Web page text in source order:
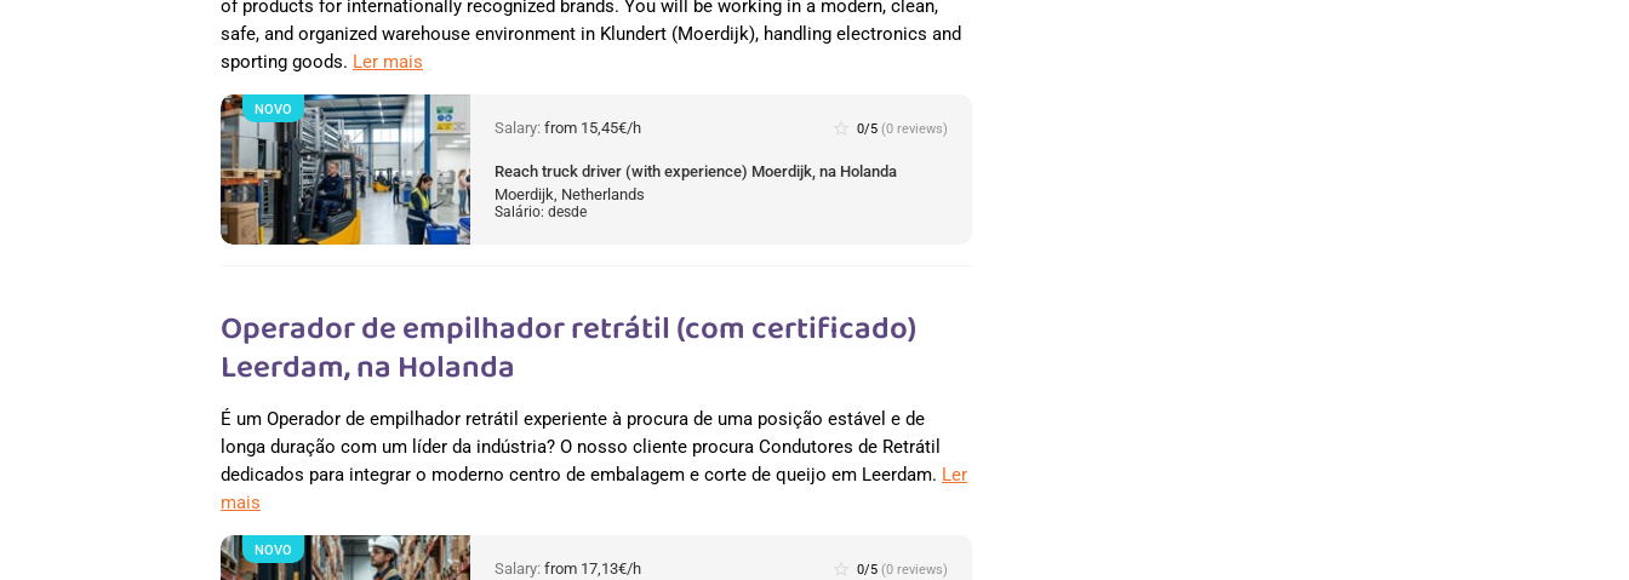
of products for internationally recognized brands. You will be working in a modern, clean,
safe, and organized warehouse environment in Klundert (Moerdijk), handling electronics and
sporting goods. Ler mais
Salary: from 15,45€/h star_border 0/5 (0 reviews)
Reach truck driver (with experience) Moerdijk, na Holanda
Moerdijk, Netherlands
Salário: desde
NOVO
Operador de empilhador retrátil (com certificado)
Leerdam, na Holanda
É um Operador de empilhador retrátil experiente à procura de uma posição estável e de
longa duração com um líder da indústria? O nosso cliente procura Condutores de Retrátil
dedicados para integrar o moderno centro de embalagem e corte de queijo em Leerdam. Ler
mais
Salary: from 17,13€/h star_border 0/5 (0 reviews)
NOVO